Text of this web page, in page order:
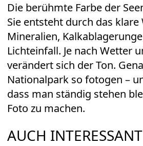
Die berühmte Farbe der
Sie entsteht durch das klare
Mineralien,
Lichteinfall. Je nach Wetter
verändert sich der Ton.
Nationalpark so fotogen –
dass man ständig stehen
Foto zu machen.
AUCH INTERESSANT